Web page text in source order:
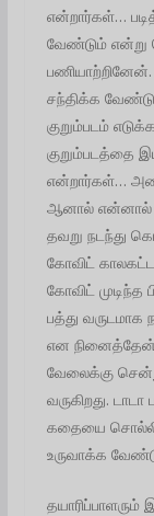
என்றார்கள்…
வேண்டும்
சந்திக்க
குறும்படம்
குறும்படத்தை
என்றார்கள்…
ஆனால் என்னால்
தவறு நடந்து
கோவிட்
கோவிட் முடிந்த
பத்து
என
வேலைக்கு
வருகிறது.
கதையை சொல்லி
உருவாக்க
தயாரிப்பாளரும்